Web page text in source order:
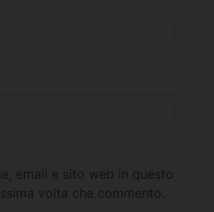
email e sito web in questo
volta che commento.